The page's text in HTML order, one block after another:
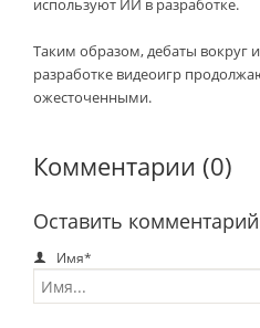
используют ИИ в разработке.
Таким образом, дебаты вокруг
разработке видеоигр
ожесточенными.
Комментарии (0)
Оставить комментарий
Имя*